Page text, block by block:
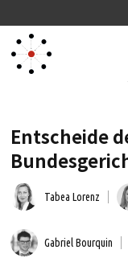
Entscheide
Tabea Lorenz
Gabriel Bourquin